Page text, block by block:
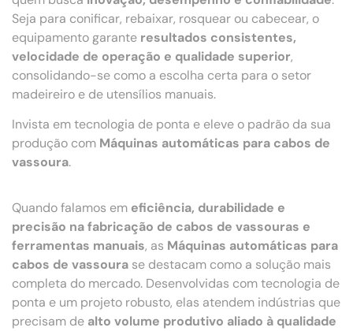
Seja para conificar, rebaixar, rosquear ou cabecear, o
equipamento garante resultados consistentes,
velocidade de operação e qualidade superior,
consolidando-se como a escolha certa para o setor
madeireiro e de utensílios manuais.
Invista em tecnologia de ponta e eleve o padrão da sua
produção com Máquinas automáticas para cabos de
vassoura.
Quando falamos em eficiência, durabilidade e
precisão na fabricação de cabos de vassouras e
ferramentas manuais, as Máquinas automáticas para
cabos de vassoura se destacam como a solução mais
completa do mercado. Desenvolvidas com tecnologia de
ponta e um projeto robusto, elas atendem indústrias que
precisam de alto volume produtivo aliado à qualidade